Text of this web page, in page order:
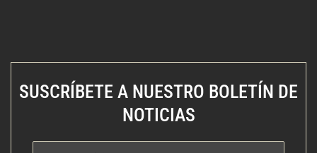
SUSCRÍBETE A NUESTRO BOLETÍN DE
NOTICIAS
Correo